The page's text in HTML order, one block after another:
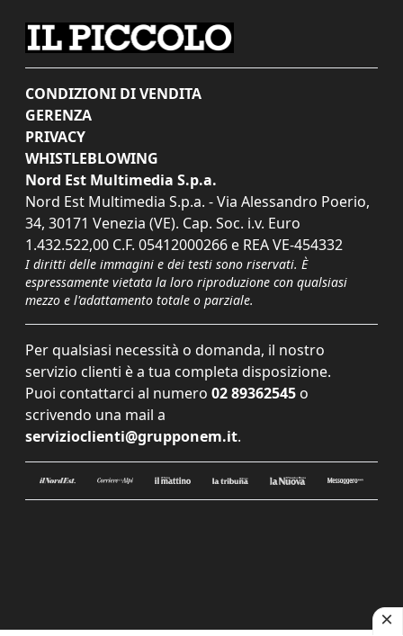
CONDIZIONI DI VENDITA
GERENZA
PRIVACY
WHISTLEBLOWING
Nord Est Multimedia S.p.a.
Nord Est Multimedia S.p.a. - Via Alessandro Poerio,
34, 30171 Venezia (VE). Cap. Soc. i.v. Euro
1.432.522,00 C.F. 05412000266 e REA VE-454332
I diritti delle immagini e dei testi sono riservati. È
espressamente vietata la loro riproduzione con qualsiasi
mezzo e l'adattamento totale o parziale.
Per qualsiasi necessità o domanda, il nostro
servizio clienti è a tua completa disposizione.
Puoi contattarci al numero 02 89362545 o
scrivendo una mail a
servizioclienti@grupponem.it.